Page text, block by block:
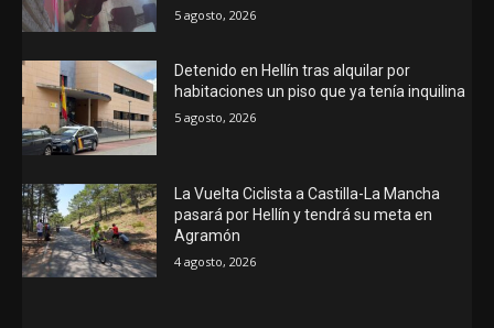
5 agosto, 2026
Detenido en Hellín tras alquilar por
habitaciones un piso que ya tenía inquilina
5 agosto, 2026
La Vuelta Ciclista a Castilla-La Mancha
pasará por Hellín y tendrá su meta en
Agramón
4 agosto, 2026